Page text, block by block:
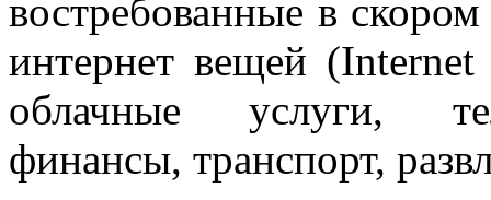
востребованные в
интернет вещей
облачные услуги,
финансы, транспорт,